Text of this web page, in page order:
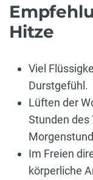
Hitze
Viel
Durstgefühl.
Lüften der
Stunden des
Im Freien
körperliche